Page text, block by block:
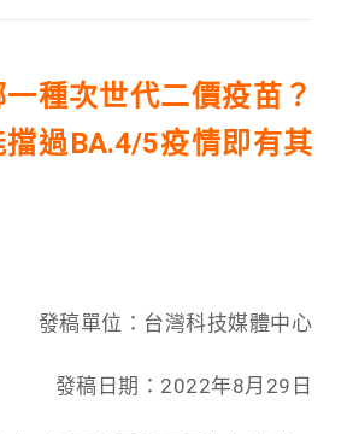
種次世代二價疫苗？
過BA.4/5疫情即有其
發稿單位：台灣科技媒體中心
發稿日期：2022年8月29日